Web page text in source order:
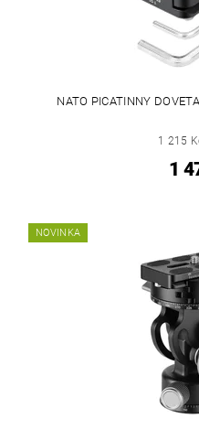
NATO PICATINNY
1 215
1
NOVINKA